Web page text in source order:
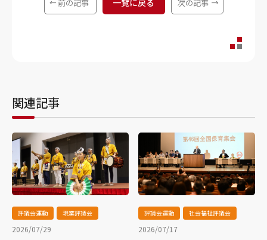
前の記事 一覧に戻る 次の記事
関連記事
評議会運動 現業評議会
2026/07/29
評議会運動 社会福祉評議会
2026/07/17